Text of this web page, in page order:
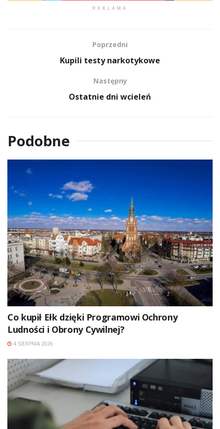
REKLAMA
Poprzedni
Kupili testy narkotykowe
Następny
Ostatnie dni wcieleń
Podobne
Co kupił Ełk dzięki Programowi Ochrony
Ludności i Obrony Cywilnej?
4 SIERPNIA 2026